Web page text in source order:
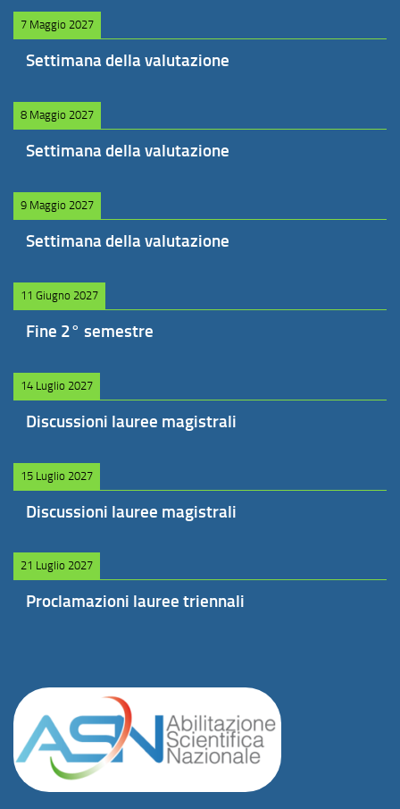
7 Maggio 2027
Settimana della valutazione
8 Maggio 2027
Settimana della valutazione
9 Maggio 2027
Settimana della valutazione
11 Giugno 2027
Fine 2° semestre
14 Luglio 2027
Discussioni lauree magistrali
15 Luglio 2027
Discussioni lauree magistrali
21 Luglio 2027
Proclamazioni lauree triennali